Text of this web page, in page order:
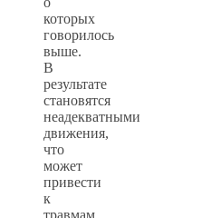
которых
говорилось
выше.
В
результате
становятся
неадекватными
движения,
что
может
привести
к
травмам,